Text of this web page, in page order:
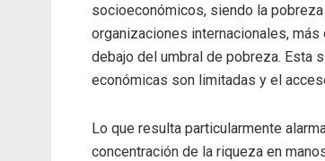
socioeconómicos, siendo la
organizaciones internacionales,
debajo del umbral de pobreza. Esta
económicas son limitadas y el
Lo que resulta particularmente
concentración de la riqueza en